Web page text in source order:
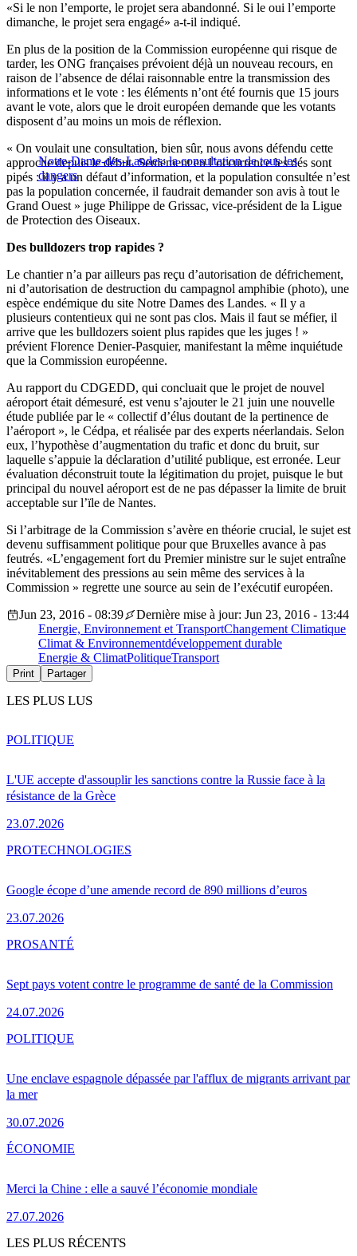
«Si le non l’emporte, le projet sera abandonné. Si le oui l’emporte
dimanche, le projet sera engagé» a-t-il indiqué.
En plus de la position de la Commission européenne qui risque de
tarder, les ONG françaises prévoient déjà un nouveau recours, en
raison de l’absence de délai raisonnable entre la transmission des
informations et le vote : les éléments n’ont été fournis que 15 jours
avant le vote, alors que le droit européen demande que les votants
disposent d’au moins un mois de réflexion.
Notre-Dame-des-Landes: la consultation de tous les
dangers
« On voulait une consultation, bien sûr, nous avons défendu cette
approche depuis le début. Seulement en l’occurrence les dés sont
pipés : il y a un défaut d’information, et la population consultée n’est
pas la population concernée, il faudrait demander son avis à tout le
Grand Ouest » juge Philippe de Grissac, vice-président de la Ligue
de Protection des Oiseaux.
Des bulldozers trop rapides ?
Le chantier n’a par ailleurs pas reçu d’autorisation de défrichement,
ni d’autorisation de destruction du campagnol amphibie (photo), une
espèce endémique du site Notre Dames des Landes. « Il y a
plusieurs contentieux qui ne sont pas clos. Mais il faut se méfier, il
arrive que les bulldozers soient plus rapides que les juges ! »
prévient Florence Denier-Pasquier, manifestant la même inquiétude
que la Commission européenne.
Au rapport du CDGEDD, qui concluait que le projet de nouvel
aéroport était démesuré, est venu s’ajouter le 21 juin une nouvelle
étude publiée par le « collectif d’élus doutant de la pertinence de
l’aéroport », le Cédpa, et réalisée par des experts néerlandais. Selon
eux, l’hypothèse d’augmentation du trafic et donc du bruit, sur
laquelle s’appuie la déclaration d’utilité publique, est erronée. Leur
évaluation déconstruit toute la légitimation du projet, puisque le but
principal du nouvel aéroport est de ne pas dépasser la limite de bruit
acceptable sur l’ïle de Nantes.
Si l’arbitrage de la Commission s’avère en théorie crucial, le sujet est
devenu suffisamment politique pour que Bruxelles avance à pas
feutrés. «L’engagement fort du Premier ministre sur le sujet entraîne
inévitablement des pressions au sein même des services à la
Commission » regrette une source au sein de l’exécutif européen.
Jun 23, 2016 - 08:39
Dernière mise à jour: Jun 23, 2016 - 13:44
Energie, Environnement et TransportChangement Climatique
Climat & Environnementdéveloppement durable
Energie & ClimatPolitiqueTransport
Print Partager
LES PLUS LUS
L'UE accepte d'assouplir les sanctions contre la Russie face à la
résistance de la Grèce
23.07.2026
POLITIQUE
Google écope d’une amende record de 890 millions d’euros
23.07.2026
PROTECHNOLOGIES
Sept pays votent contre le programme de santé de la Commission
24.07.2026
PROSANTÉ
Une enclave espagnole dépassée par l'afflux de migrants arrivant par
la mer
30.07.2026
POLITIQUE
Merci la Chine : elle a sauvé l’économie mondiale
27.07.2026
ÉCONOMIE
LES PLUS RÉCENTS